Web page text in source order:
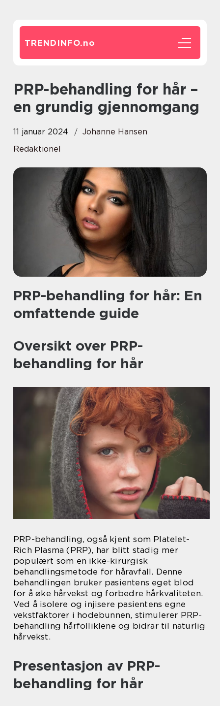
TRENDINFO.no
PRP-behandling for hår –
en grundig gjennomgang
11 januar 2024
Johanne Hansen
Redaktionel
PRP-behandling for hår: En
omfattende guide
Oversikt over PRP-
behandling for hår
PRP-behandling, også kjent som Platelet-
Rich Plasma (PRP), har blitt stadig mer
populært som en ikke-kirurgisk
behandlingsmetode for håravfall. Denne
behandlingen bruker pasientens eget blod
for å øke hårvekst og forbedre hårkvaliteten.
Ved å isolere og injisere pasientens egne
vekstfaktorer i hodebunnen, stimulerer PRP-
behandling hårfolliklene og bidrar til naturlig
hårvekst.
Presentasjon av PRP-
behandling for hår